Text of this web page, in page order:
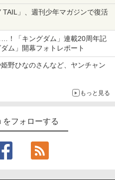
」、週刊少年マガジンで復活
動画や真島ヒロ氏のコメントも
！「キングダム」連載20周年記
ム」開幕フォトレポート
野ひなのさんなど、ヤンチャン
もっと見る
をフォローする